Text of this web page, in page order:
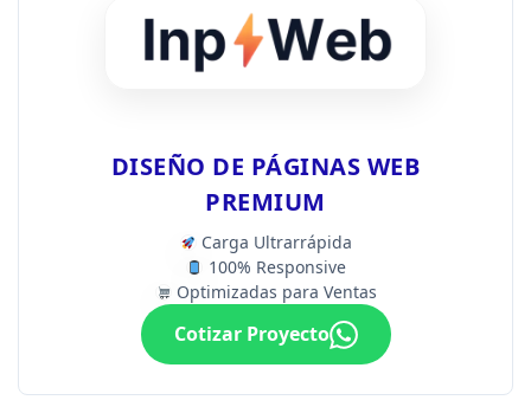
DISEÑO DE PÁGINAS WEB
PREMIUM
Carga Ultrarrápida
100% Responsive
Optimizadas para Ventas
Cotizar Proyecto